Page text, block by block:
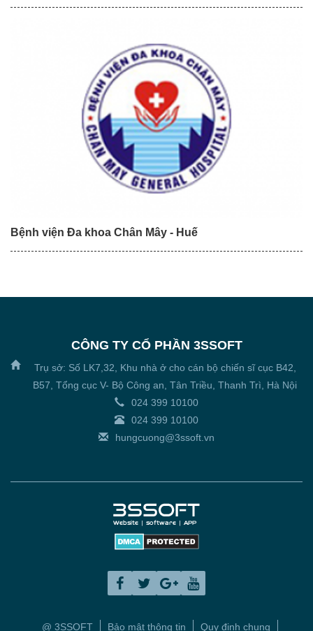
Bệnh viện Đa khoa Chân Mây - Huế
CÔNG TY CỔ PHẦN 3SSOFT
Trụ sở: Số LK7,32, Khu nhà ở cho cán bộ chiến sĩ cục B42,
B57, Tổng cục V- Bộ Công an, Tân Triều, Thanh Trì, Hà Nội
024 399 10100
024 399 10100
hungcuong@3ssoft.vn
@ 3SSOFT Bảo mật thông tin Quy định chung